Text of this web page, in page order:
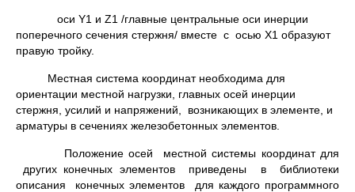
оси Y1 и Z1 /главные центральные оси инерции
поперечного сечения стержня/ вместе с осью X1 образуют
правую тройку.
Местная система координат необходима для
ориентации местной нагрузки, главных осей инерции
стержня, усилий и напря­жений, возникающих в элементе, и
арматуры в сечениях железобетонных элементов.
Положение осей местной системы координат для
других конечных элементов приведены в библиотеки
описания конечных элементов для каждого программного